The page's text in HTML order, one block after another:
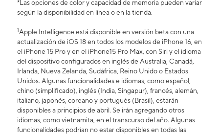
*Las opciones de color y capacidad de memoria pueden variar
según la disponibilidad en línea o en la tienda.
1Apple Intelligence está disponible en versión beta con una
actualización de iOS 18 en todos los modelos de iPhone 16, en
el iPhone 15 Pro y en el iPhone15 Pro Max, con Siri y el idioma
del dispositivo configurados en inglés de Australia, Canadá,
Irlanda, Nueva Zelanda, Sudáfrica, Reino Unido o Estados
Unidos. Algunas funcionalidades e idiomas, como español,
chino (simplificado), inglés (India, Singapur), francés, alemán,
italiano, japonés, coreano y portugués (Brasil), estarán
disponibles a principios de abril. Se irán agregando otros
idiomas, como vietnamita, en el transcurso del año. Algunas
funcionalidades podrían no estar disponibles en todas las